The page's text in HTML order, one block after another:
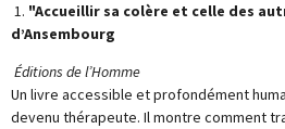
1. "Accueillir sa colère et celle des
d’Ansembourg
Éditions de l’Homme
Un livre accessible et profondément
devenu thérapeute. Il montre comment